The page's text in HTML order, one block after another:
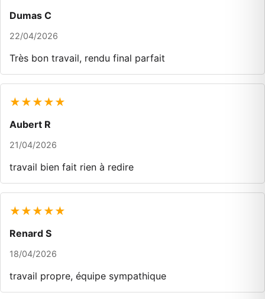
Dumas C
22/04/2026
Très bon travail, rendu final parfait
★★★★★
Aubert R
21/04/2026
travail bien fait rien à redire
★★★★★
Renard S
18/04/2026
travail propre, équipe sympathique